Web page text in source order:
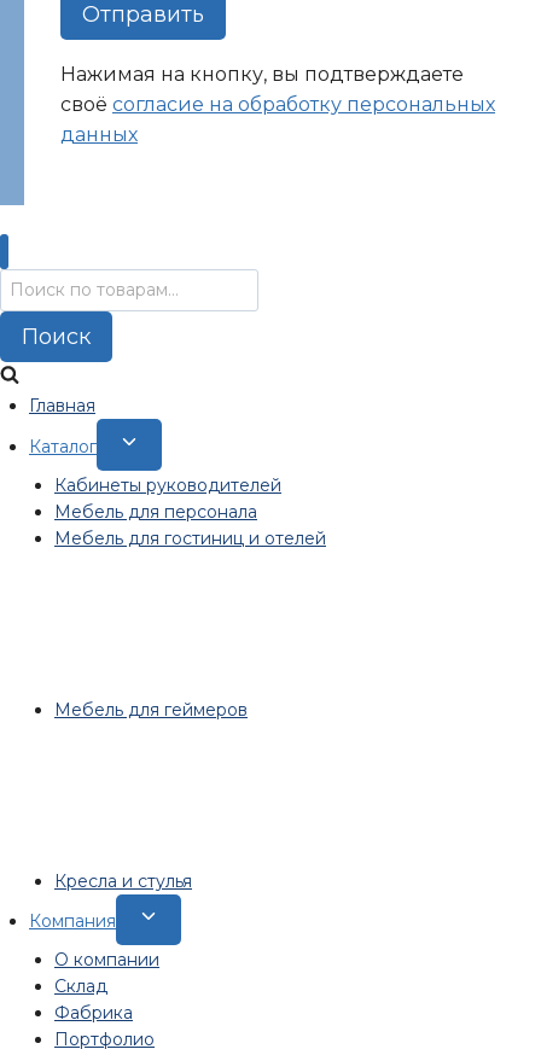
Отправить
Нажимая на кнопку, вы подтверждаете
своё согласие на обработку персональных
данных
Искать:
Поиск
Главная
Каталог
Переключить
дочернее
меню
Кабинеты руководителей
Мебель для персонала
Мебель для гостиниц и отелей
Мебель для геймеров
Кресла и стулья
Компания
Переключить
дочернее
О компании
Склад
Фабрика
Портфолио